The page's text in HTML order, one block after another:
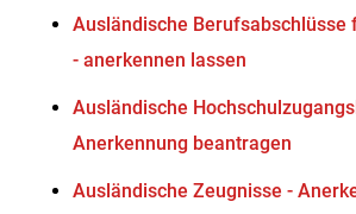
Ausländische Berufsabschlüsse
- anerkennen lassen
Ausländische
Anerkennung beantragen
Ausländische Zeugnisse -